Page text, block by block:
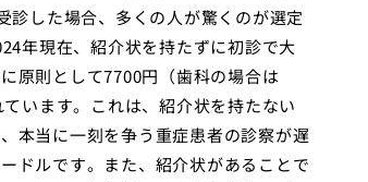
診した場合、多くの人が驚くのが選定
年現在、紹介状を持たずに初診で大
原則として7700円（歯科の場合は
います。これは、紹介状を持たない
本当に一刻を争う重症患者の診察が遅
ドルです。また、紹介状があることで